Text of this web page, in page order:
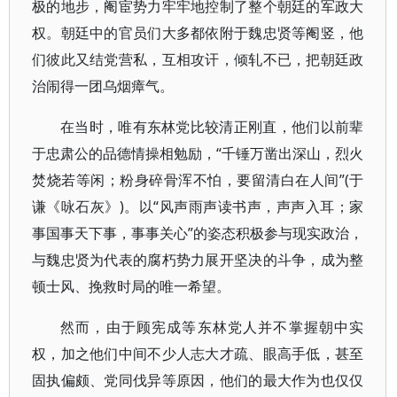
极的地步，阉宦势力牢牢地控制了整个朝廷的军政大
权。朝廷中的官员们大多都依附于魏忠贤等阉竖，他
们彼此又结党营私，互相攻讦，倾轧不已，把朝廷政
治闹得一团乌烟瘴气。
在当时，唯有东林党比较清正刚直，他们以前辈
于忠肃公的品德情操相勉励，“千锤万凿出深山，烈火
焚烧若等闲；粉身碎骨浑不怕，要留清白在人间”(于
谦《咏石灰》)。以“风声雨声读书声，声声入耳；家
事国事天下事，事事关心”的姿态积极参与现实政治，
与魏忠贤为代表的腐朽势力展开坚决的斗争，成为整
顿士风、挽救时局的唯一希望。
然而，由于顾宪成等东林党人并不掌握朝中实
权，加之他们中间不少人志大才疏、眼高手低，甚至
固执偏颇、党同伐异等原因，他们的最大作为也仅仅